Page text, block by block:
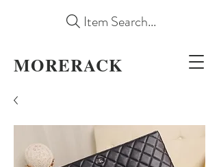
MORERACK
Item Search...